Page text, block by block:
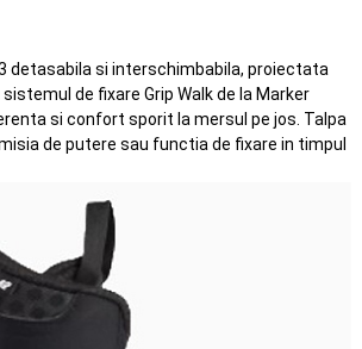
detasabila si interschimbabila, proiectata
de fixare Grip Walk de la Marker
si confort sporit la mersul pe jos. Talpa
de putere sau functia de fixare in timpul